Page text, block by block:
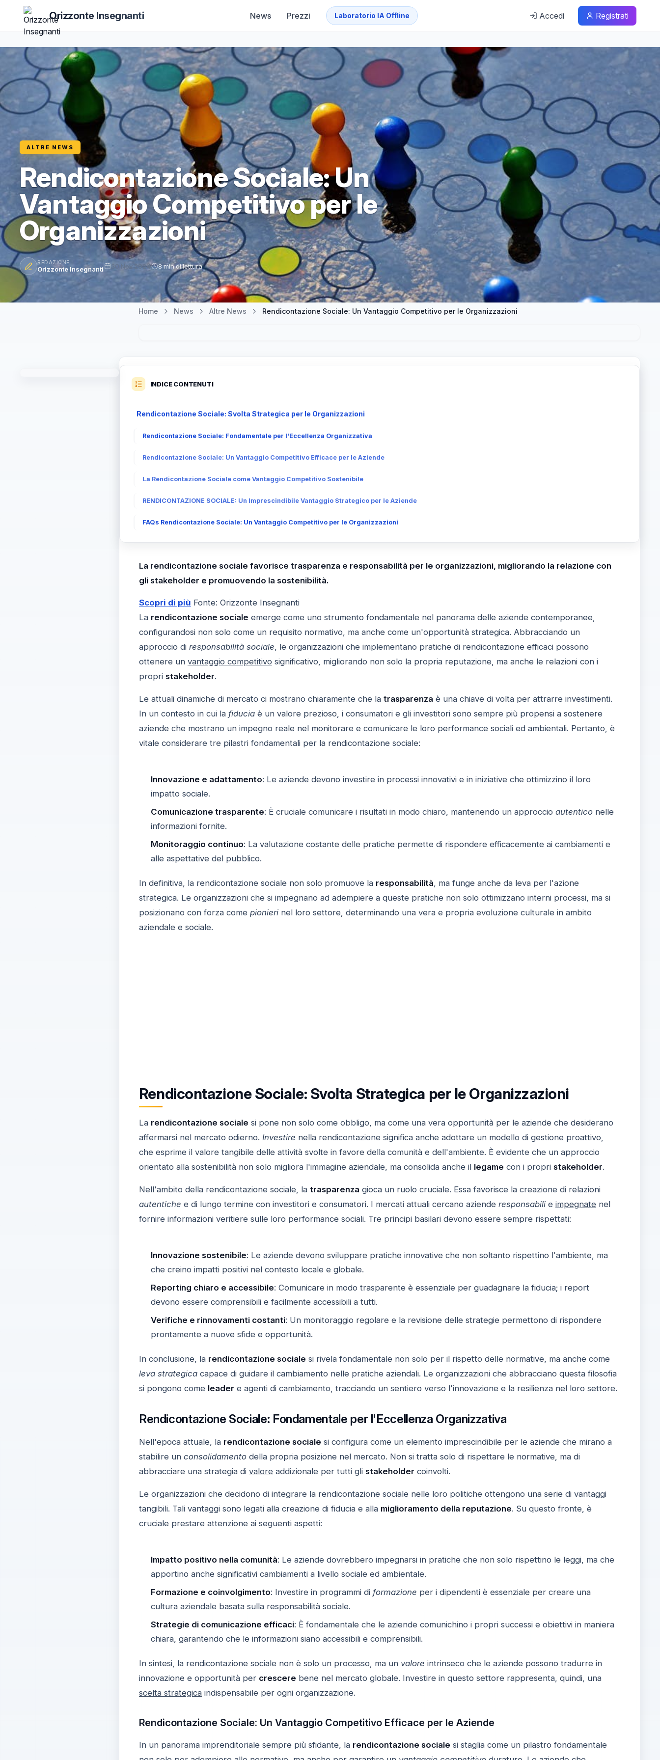
Orizzonte Insegnanti News Prezzi Laboratorio IA Offline Accedi Registrati
ALTRE NEWS
Rendicontazione Sociale: Un
Vantaggio Competitivo per le
Organizzazioni
REDAZIONE
Orizzonte Insegnanti 30 Nov 2024 8 min di lettura
Home News Altre News Rendicontazione Sociale: Un Vantaggio Competitivo per le Organizzazioni
INDICE CONTENUTI
Rendicontazione Sociale: Svolta Strategica per le Organizzazioni
Rendicontazione Sociale: Fondamentale per l'Eccellenza Organizzativa
Rendicontazione Sociale: Un Vantaggio Competitivo Efficace per le Aziende
La Rendicontazione Sociale come Vantaggio Competitivo Sostenibile
RENDICONTAZIONE SOCIALE: Un Imprescindibile Vantaggio Strategico per le Aziende
FAQs Rendicontazione Sociale: Un Vantaggio Competitivo per le Organizzazioni
La rendicontazione sociale favorisce trasparenza e responsabilità per le organizzazioni, migliorando la relazione con
gli stakeholder e promuovendo la sostenibilità.
Scopri di più Fonte: Orizzonte Insegnanti
La rendicontazione sociale emerge come uno strumento fondamentale nel panorama delle aziende contemporanee,
configurandosi non solo come un requisito normativo, ma anche come un'opportunità strategica. Abbracciando un
approccio di responsabilità sociale, le organizzazioni che implementano pratiche di rendicontazione efficaci possono
ottenere un vantaggio competitivo significativo, migliorando non solo la propria reputazione, ma anche le relazioni con i
propri stakeholder.
Le attuali dinamiche di mercato ci mostrano chiaramente che la trasparenza è una chiave di volta per attrarre investimenti.
In un contesto in cui la fiduciaè un valore prezioso, i consumatori e gli investitori sono sempre più propensi a sostenere
aziende che mostrano un impegno reale nel monitorare e comunicare le loro performance sociali ed ambientali. Pertanto, è
vitale considerare tre pilastri fondamentali per la rendicontazione sociale:
Innovazione e adattamento: Le aziende devono investire in processi innovativi e in iniziative che ottimizzino il loro
impatto sociale.
Comunicazione trasparente: È cruciale comunicare i risultati in modo chiaro, mantenendo un approccio autenticonelle
informazioni fornite.
Monitoraggio continuo: La valutazione costante delle pratiche permette di rispondere efficacemente ai cambiamenti e
alle aspettative del pubblico.
In definitiva, la rendicontazione sociale non solo promuove la responsabilità, ma funge anche da leva per l'azione
strategica. Le organizzazioni che si impegnano ad adempiere a queste pratiche non solo ottimizzano interni processi, ma si
posizionano con forza come pionierinel loro settore, determinando una vera e propria evoluzione culturale in ambito
aziendale e sociale.
Rendicontazione Sociale: Svolta Strategica per le Organizzazioni
La rendicontazione sociale si pone non solo come obbligo, ma come una vera opportunità per le aziende che desiderano
affermarsi nel mercato odierno. Investire nella rendicontazione significa anche adottareun modello di gestione proattivo,
che esprime il valore tangibile delle attività svolte in favore della comunità e dell'ambiente. È evidente che un approccio
orientato alla sostenibilità non solo migliora l'immagine aziendale, ma consolida anche il legame con i propri stakeholder.
Nell'ambito della rendicontazione sociale, la trasparenza gioca un ruolo cruciale. Essa favorisce la creazione di relazioni
autentiche e di lungo termine con investitori e consumatori. I mercati attuali cercano aziende responsabilie impegnatenel
fornire informazioni veritiere sulle loro performance sociali. Tre principi basilari devono essere sempre rispettati:
Innovazione sostenibile: Le aziende devono sviluppare pratiche innovative che non soltanto rispettino l'ambiente, ma
che creino impatti positivi nel contesto locale e globale.
Reporting chiaro e accessibile: Comunicare in modo trasparente è essenziale per guadagnare la fiducia; i report
devono essere comprensibili e facilmente accessibili a tutti.
Verifiche e rinnovamenti costanti: Un monitoraggio regolare e la revisione delle strategie permettono di rispondere
prontamente a nuove sfide e opportunità.
In conclusione, la rendicontazione sociale si rivela fondamentale non solo per il rispetto delle normative, ma anche come
leva strategicacapace di guidare il cambiamento nelle pratiche aziendali. Le organizzazioni che abbracciano questa filosofia
si pongono come leader e agenti di cambiamento, tracciando un sentiero verso l'innovazione e la resilienza nel loro settore.
Rendicontazione Sociale: Fondamentale per l'Eccellenza Organizzativa
Nell'epoca attuale, la rendicontazione sociale si configura come un elemento imprescindibile per le aziende che mirano a
stabilire un consolidamentodella propria posizione nel mercato. Non si tratta solo di rispettare le normative, ma di
abbracciare una strategia di valoreaddizionale per tutti gli stakeholder coinvolti.
Le organizzazioni che decidono di integrare la rendicontazione sociale nelle loro politiche ottengono una serie di vantaggi
tangibili. Tali vantaggi sono legati alla creazione di fiducia e alla miglioramento della reputazione. Su questo fronte, è
cruciale prestare attenzione ai seguenti aspetti:
Impatto positivo nella comunità: Le aziende dovrebbero impegnarsi in pratiche che non solo rispettino le leggi, ma che
apportino anche significativi cambiamenti a livello sociale ed ambientale.
Formazione e coinvolgimento: Investire in programmi di formazione per i dipendenti è essenziale per creare una
cultura aziendale basata sulla responsabilità sociale.
Strategie di comunicazione efficaci: È fondamentale che le aziende comunichino i propri successi e obiettivi in maniera
chiara, garantendo che le informazioni siano accessibili e comprensibili.
In sintesi, la rendicontazione sociale non è solo un processo, ma un valore intrinseco che le aziende possono tradurre in
innovazione e opportunità per crescere bene nel mercato globale. Investire in questo settore rappresenta, quindi, una
scelta strategicaindispensabile per ogni organizzazione.
Rendicontazione Sociale: Un Vantaggio Competitivo Efficace per le Aziende
In un panorama imprenditoriale sempre più sfidante, la rendicontazione sociale si staglia come un pilastro fondamentale